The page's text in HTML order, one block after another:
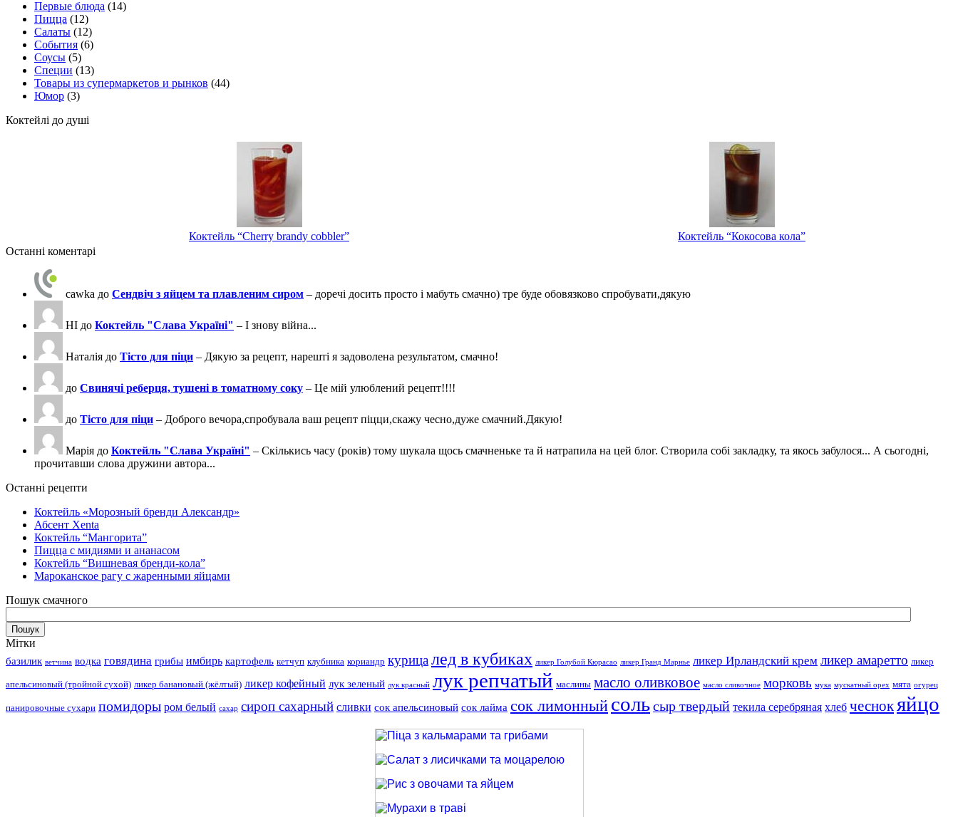
Первые блюда (14)
Пицца (12)
Салаты (12)
События (6)
Соусы (5)
Специи (13)
Товары из супермаркетов и рынков (44)
Юмор (3)
Коктейлі до душі
Коктейль “Cherry brandy cobbler”
Коктейль “Кокосова кола”
Останні коментарі
cawka до Сендвіч з яйцем та плавленим сиром – доречі досить просто і мабуть смачно) тре буде обовязково спробувати,дякую
НІ до Коктейль "Слава Україні" – І знову війна...
Наталія до Тісто для піци – Дякую за рецепт, нарешті я задоволена результатом, смачно!
до Свинячі реберця, тушені в томатному соку – Це мій улюблений рецепт!!!!
до Тісто для піци – Доброго вечора,спробувала ваш рецепт піцци,скажу чесно,дуже смачний.Дякую!
Марія до Коктейль "Слава Україні" – Скількись часу (років) тому шукала щось смачненьке та й натрапила на цей блог. Створила собі закладку, та якось забулося... А сьогодні,
прочитавши слова дружини автора...
Останні рецепти
Коктейль «Морозный бренди Александр»
Абсент Xenta
Коктейль “Мангорита”
Пицца с мидиями и ананасом
Коктейль “Вишневая бренди-кола”
Мароканское рагу с жаренными яйцами
Пошук смачного
Мітки
базилик ветчина водка говядина грибы имбирь картофель кетчуп клубника кориандр курицалед в кубиках ликер Голубой Кюрасао ликер Гранд Марнье ликер Ирландский крем ликер амаретто ликер
апельсиновый (тройной сухой) ликер банановый (жёлтый) ликер кофейный лук зеленый лук красный лук репчатый маслины масло оливковое масло сливочное морковь мука мускатный орех мята огурец
панировочные сухари помидоры ром белый сахар сироп сахарный сливки сок апельсиновый сок лайма сок лимонный сольсыр твердый текила серебряная хлеб чеснок яйцо